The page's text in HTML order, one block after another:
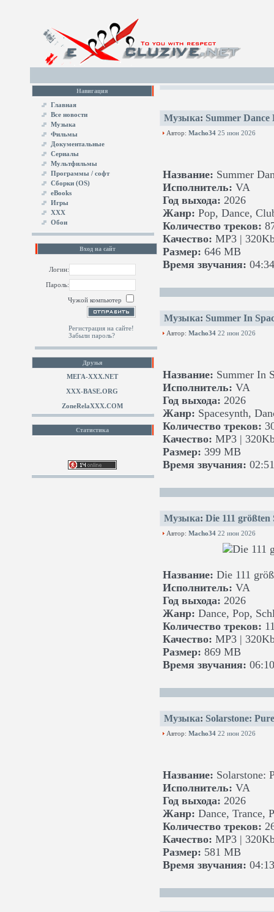
Навигация
Главная
Все новости
Музыка
Фильмы
Документальные
Сериалы
Мультфильмы
Программы / софт
Сборки (OS)
eBooks
Игры
XXX
Обои
Вход на сайт
Логин:
Пароль:
Чужой компьютер
Регистрация на сайте!
Забыли пароль?
Друзья
МЕГА-ХХХ.NET
XXX-BASE.ORG
ZoneRelaXXX.COM
Статистика
Музыка: Summer Dance
Автор: Macho34 25 июн 2026
Название: Summer
Исполнитель: VA
Год выхода: 2026
Жанр: Pop, Dance,
Количество треков:
Качество: MP3 |
Размер: 646 MB
Время звучания:
Музыка: Summer In
Автор: Macho34 22 июн 2026
Название: Summer In
Исполнитель: VA
Год выхода: 2026
Жанр: Spacesynth,
Количество треков:
Качество: MP3 |
Размер: 399 MB
Время звучания:
Музыка: Die 111
Автор: Macho34 22 июн 2026
Название: Die 111
Исполнитель: VA
Год выхода: 2026
Жанр: Dance, Pop,
Количество треков:
Качество: MP3 |
Размер: 869 MB
Время звучания:
Музыка: Solarstone:
Автор: Macho34 22 июн 2026
Название: Solarstone:
Исполнитель: VA
Год выхода: 2026
Жанр: Dance, Trance,
Количество треков:
Качество: MP3 |
Размер: 581 MB
Время звучания: